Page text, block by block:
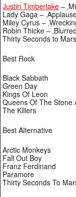
Justin Timberlake –
Lady Gaga –
Miley Cyrus –
Robin Thicke –
Thirty Seconds to
Best Rock
Black Sabbath
Green Day
Kings Of Leon
Queens Of The Stone
The Killers
Best Alternative
Arctic Monkeys
Fall Out Boy
Franz Ferdinand
Paramore
Thirty Seconds To